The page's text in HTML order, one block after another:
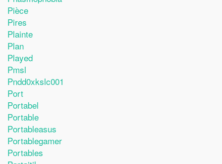
Pièce
Pires
Plainte
Plan
Played
Pmsl
Pndd0xkslc001
Port
Portabel
Portable
Portableasus
Portablegamer
Portables